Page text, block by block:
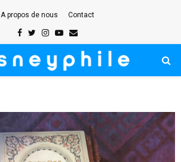
A propos de nous Contact
Facebook
TwitterInstagram
Youtube
Email